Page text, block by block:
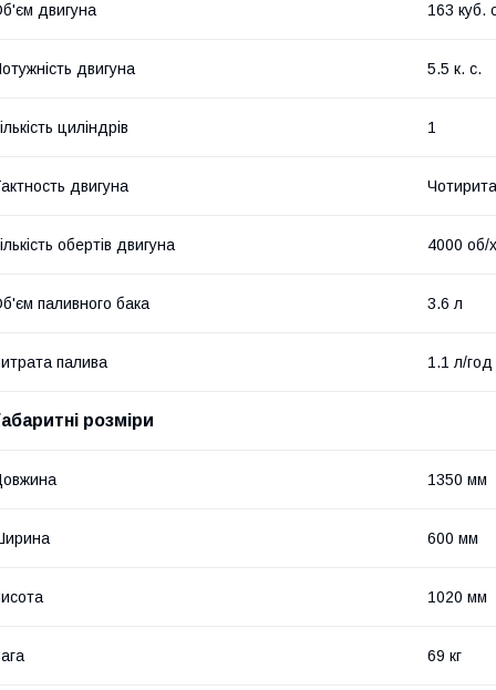
двигуна 163 куб.
двигуна 5.5 к. с.
циліндрів 1
двигуна
обертів двигуна 4000 об/
паливного бака 3.6 л
палива 1.1 л/год
розміри
1350 мм
600 мм
1020 мм
69 кг